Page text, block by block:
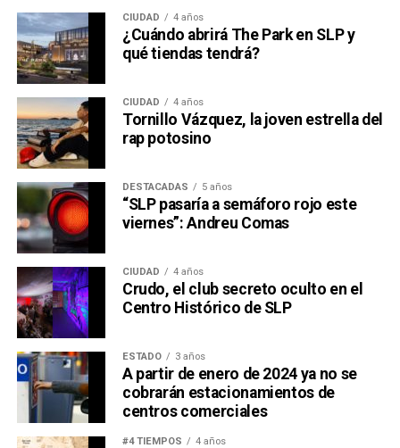
CIUDAD 4 años
¿Cuándo abrirá The Park en SLP y
qué tiendas tendrá?
CIUDAD 4 años
Tornillo Vázquez, la joven estrella del
rap potosino
DESTACADAS 5 años
“SLP pasaría a semáforo rojo este
viernes”: Andreu Comas
CIUDAD 4 años
Crudo, el club secreto oculto en el
Centro Histórico de SLP
ESTADO 3 años
A partir de enero de 2024 ya no se
cobrarán estacionamientos de
centros comerciales
#4 TIEMPOS 4 años